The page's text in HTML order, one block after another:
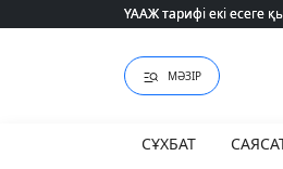
ҮААЖ тарифі екі есеге
ҮААЖ тарифі екі есеге
МӘЗІР
СҰХБАТ